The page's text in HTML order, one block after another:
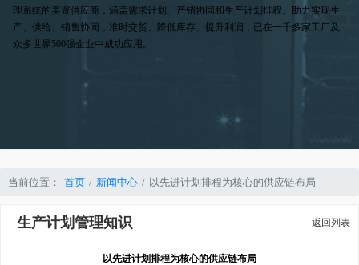
理系统的美资供应商，涵盖需求计划、产销协同和生产计划排程。助力实现生
产、供给、销售协同，准时交货、降低库存、提升利润，已在一千多家工厂及
众多世界500强企业中成功应用。
当前位置： 首页 新闻中心 以先进计划排程为核心的供应链布局
生产计划管理知识 返回列表
以先进计划排程为核心的供应链布局